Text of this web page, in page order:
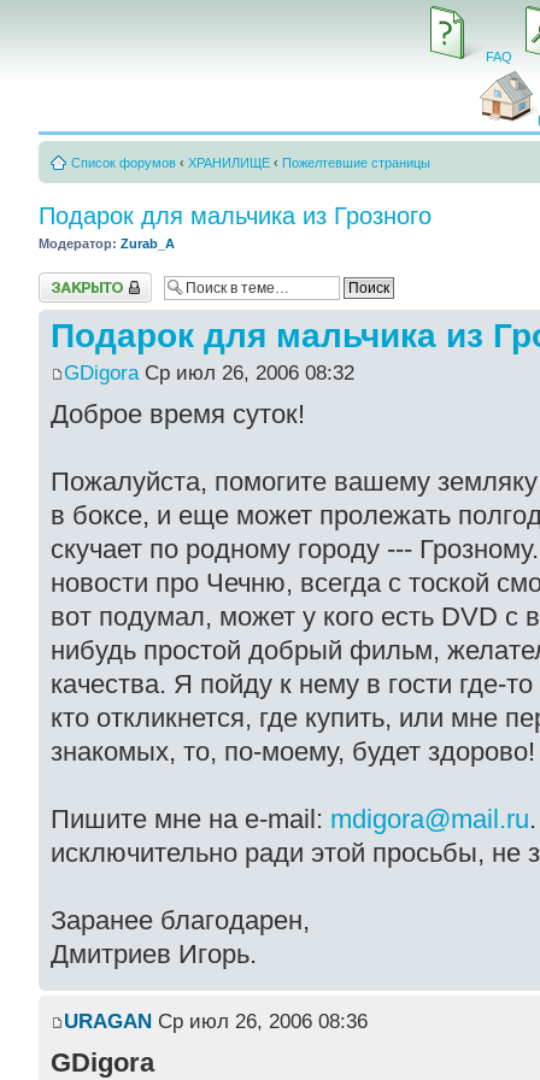
FAQ
Список форумов ‹ ХРАНИЛИЩЕ ‹ Пожелтевшие страницы
Подарок для мальчика из Грозного
Модератор: Zurab_A
Закрыто
Подарок для мальчика из
GDigora Ср июл 26, 2006 08:32
Доброе время суток!
Пожалуйста, помогите вашему
в боксе, и еще может пролежать
скучает по родному городу ---
новости про Чечню, всегда с тоской
вот подумал, может у кого есть DVD с
нибудь простой добрый фильм,
качества. Я пойду к нему в гости где-
кто откликнется, где купить, или мне
знакомых, то, по-моему, будет здорово!
Пишите мне на e-mail: mdigora@mail.ru
исключительно ради этой просьбы, не
Заранее благодарен,
Дмитриев Игорь.
URAGAN Ср июл 26, 2006 08:36
GDigora